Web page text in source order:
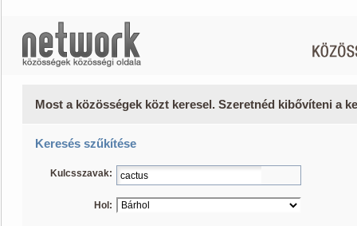
Most a közösségek közt keresel. Szeretnéd kibővíteni a
Keresés szűkítése
Kulcsszavak:
Hol: